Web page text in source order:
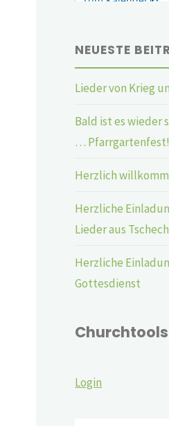
NEUESTE
Lieder von Krieg
Bald ist es wieder
… Pfarrgartenfest!
Herzlich
Herzliche
Lieder aus
Herzliche
Gottesdienst
Churchtools
Login